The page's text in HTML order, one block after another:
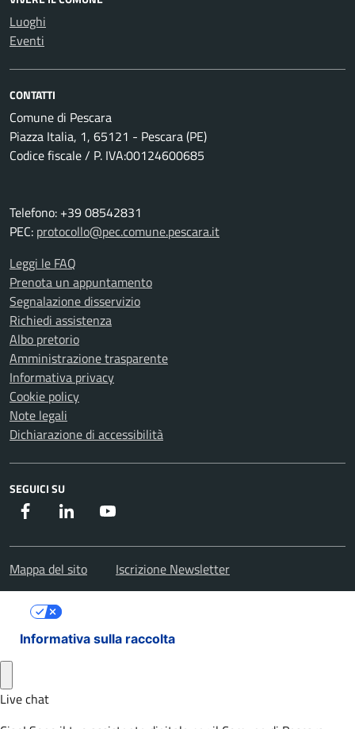
Luoghi
Eventi
CONTATTI
Comune di Pescara
Piazza Italia, 1, 65121 - Pescara (PE)
Codice fiscale / P. IVA:00124600685
Telefono: +39 08542831
PEC: protocollo@pec.comune.pescara.it
Leggi le FAQ
Prenota un appuntamento
Segnalazione disservizio
Richiedi assistenza
Albo pretorio
Amministrazione trasparente
Informativa privacy
Cookie policy
Note legali
Dichiarazione di accessibilità
SEGUICI SU
Facebook Instagram
Mappa del sito Iscrizione Newsletter
Informativa sulla raccolta
Le tue preferenze relative alla privacy